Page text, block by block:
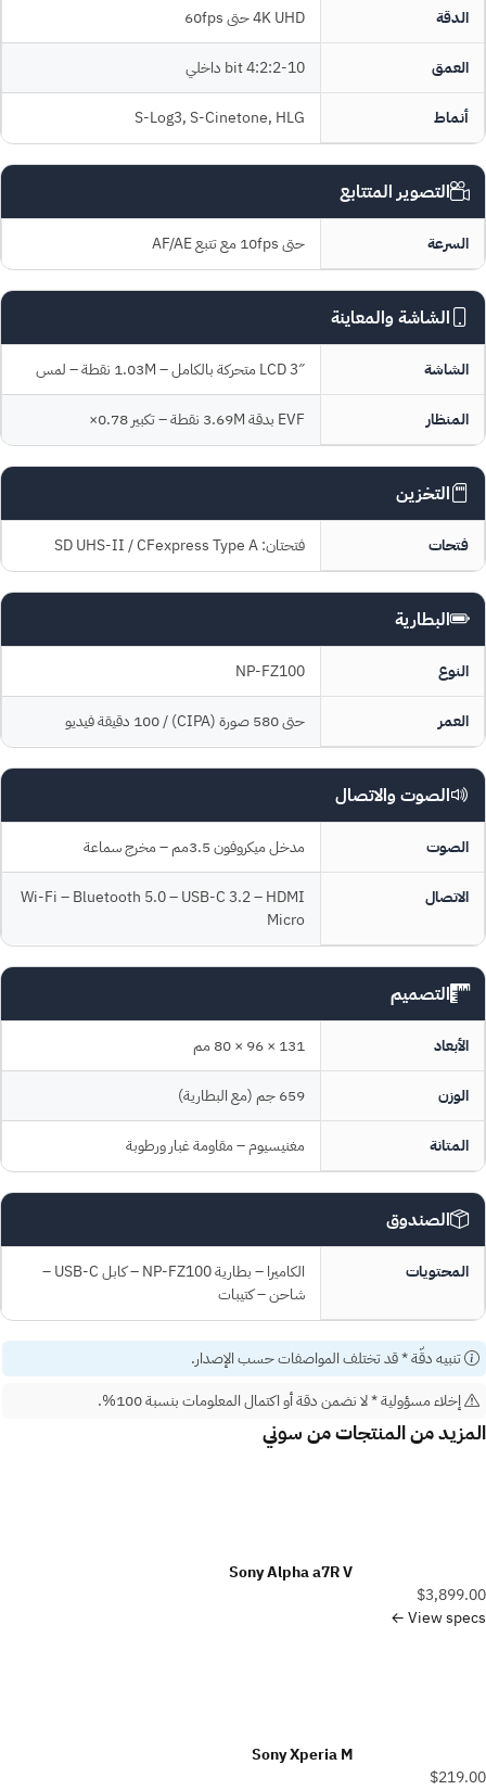
الدقة 4K UHD حتى 60fps
العمق 10-bit 4:2:2 داخلي
أنماط S-Log3, S-Cinetone, HLG
التصوير المتتابع
السرعة حتى 10fps مع تتبع AF/AE
الشاشة والمعاينة
الشاشة 3″ LCD متحركة بالكامل – 1.03M نقطة – لمس
المنظار EVF بدقة 3.69M نقطة – تكبير 0.78×
التخزين
فتحات فتحتان: SD UHS-II / CFexpress Type A
البطارية
النوع NP-FZ100
العمر حتى 580 صورة (CIPA) / 100 دقيقة فيديو
الصوت والاتصال
الصوت مدخل ميكروفون 3.5مم – مخرج سماعة
الاتصال
Wi-Fi – Bluetooth 5.0 – USB-C 3.2 – HDMI
Micro
التصميم
الأبعاد 131 × 96 × 80 مم
الوزن 659 جم (مع البطارية)
المتانة مغنيسيوم – مقاومة غبار ورطوبة
الصندوق
المحتويات
الكاميرا – بطارية NP-FZ100 – كابل USB-C –
شاحن – كتيبات
تنبيه دقّة* قد تختلف المواصفات حسب الإصدار.
إخلاء مسؤولية* لا نضمن دقة أو اكتمال المعلومات بنسبة 100%.
المزيد من المنتجات منسوني
Sony Alpha a7R V
$3,899.00
View specs ←
Sony Xperia M
$219.00